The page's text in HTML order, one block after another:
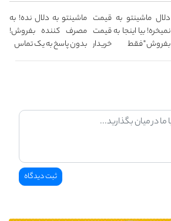
دلال ماشینتو به قیمت
نمیخره! بیا اینجا به قیمت
بفروش*فقط خریدار
واقعی*
ماشینتو به دلال نده! به
مصرف کننده بفروش!
بدون پاسخ به یک تماس